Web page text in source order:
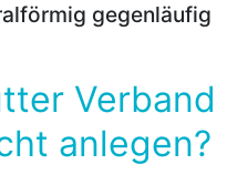
gegenläufig
Verband
anlegen?